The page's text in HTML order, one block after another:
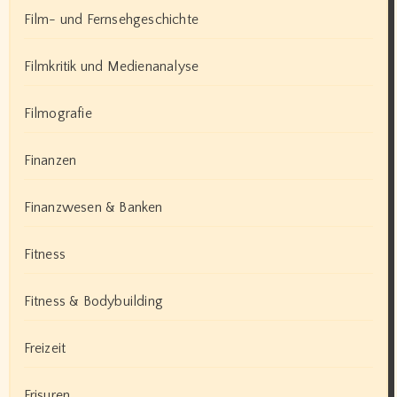
Film- und Fernsehgeschichte
Filmkritik und Medienanalyse
Filmografie
Finanzen
Finanzwesen & Banken
Fitness
Fitness & Bodybuilding
Freizeit